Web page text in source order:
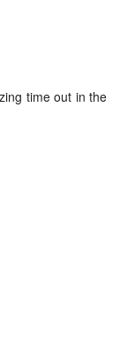
time out in the